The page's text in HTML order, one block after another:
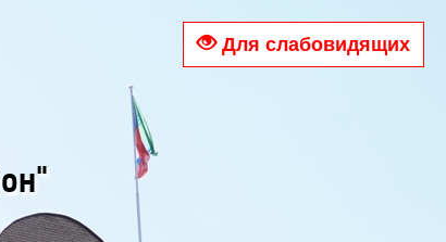
Для слабовидящих